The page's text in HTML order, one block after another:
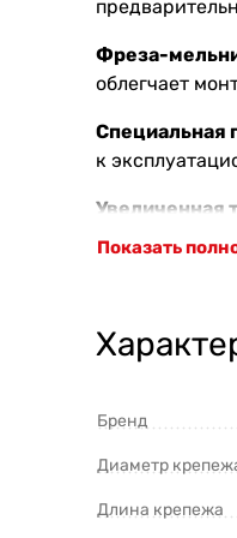
Фреза-
облегчает
Специальная
к
Увеличенная
элементами.
Защитное
Показать
Бренд
Диаметр
Длина крепежа